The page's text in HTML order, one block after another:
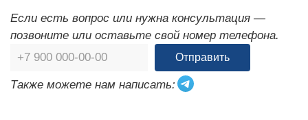
Если есть вопрос или нужна консультация —
позвоните или оставьте свой номер телефона.
Отправить
Также можете нам написать: